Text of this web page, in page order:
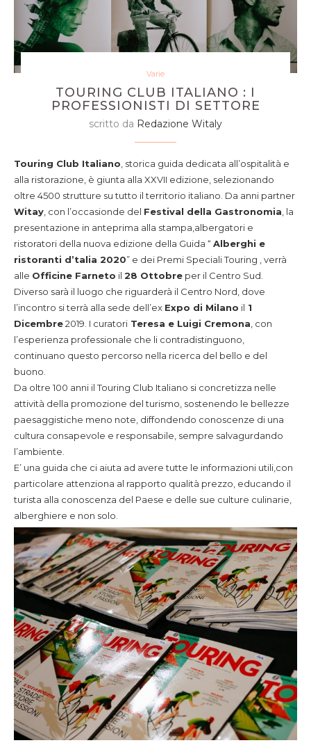
Varie
TOURING CLUB ITALIANO : I
PROFESSIONISTI DI SETTORE
scritto da Redazione Witaly
Touring Club Italiano , storica guida dedicata all’ospitalità e
alla ristorazione, è giunta alla XXVII edizione, selezionando
oltre 4500 strutture su tutto il territorio italiano. Da anni partner
Witay , con l’occasionde del Festival della Gastronomia , la
presentazione in anteprima alla stampa,albergatori e
ristoratori della nuova edizione della Guida “ Alberghi e
ristoranti d’talia 2020” e dei Premi Speciali Touring , verrà
alle Officine Farneto il 28 Ottobre per il Centro Sud.
Diverso sarà il luogo che riguarderà il Centro Nord, dove
l’incontro si terrà alla sede dell’ex Expo di Milano il 1
Dicembre2019. I curatori Teresa e Luigi Cremona , con
l’esperienza professionale che li contradistinguono,
continuano questo percorso nella ricerca del bello e del
buono.
Da oltre 100 anni il Touring Club Italiano si concretizza nelle
attività della promozione del turismo, sostenendo le bellezze
paesaggistiche meno note, diffondendo conoscenze di una
cultura consapevole e responsabile, sempre salvagurdando
l’ambiente.
E’ una guida che ci aiuta ad avere tutte le informazioni utili,con
particolare attenziona al rapporto qualità prezzo, educando il
turista alla conoscenza del Paese e delle sue culture culinarie,
alberghiere e non solo.